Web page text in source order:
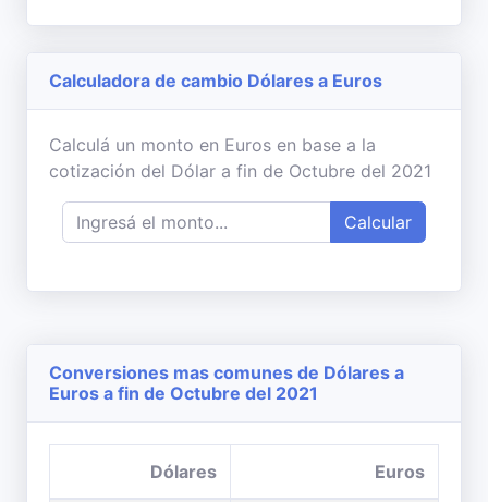
Calculadora de cambio Dólares a Euros
Calculá un monto en Euros en base a la
cotización del Dólar a fin de Octubre del 2021
Calcular
Conversiones mas comunes de Dólares a
Euros a fin de Octubre del 2021
Dólares Euros